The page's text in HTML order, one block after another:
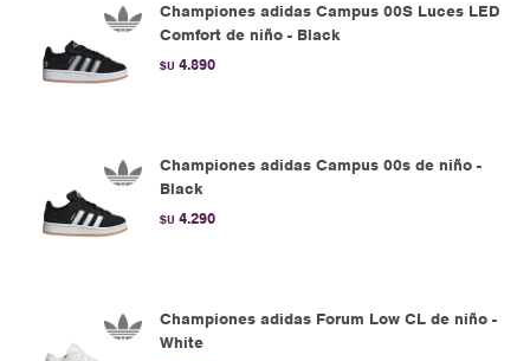
Championes adidas Campus 00S Luces LED
Comfort de niño - Black
$U 4.890
Championes adidas Campus 00s de niño -
Black
$U 4.290
Championes adidas Forum Low CL de niño -
White